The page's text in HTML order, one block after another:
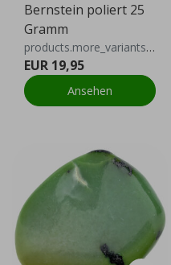
Bernstein poliert 25
Gramm
products.more_variants_available
EUR 19,95
Ansehen